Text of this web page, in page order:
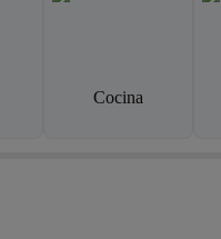
Cocina